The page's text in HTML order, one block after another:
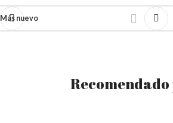
Más nuevo